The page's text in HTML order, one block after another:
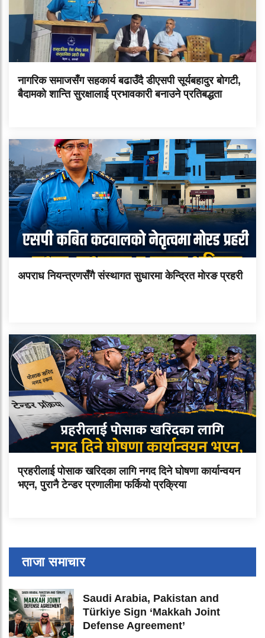
नागरिक समाजसँग सहकार्य बढाउँदै डीएसपी सूर्यबहादुर बोगटी,
बैदामको शान्ति सुरक्षालाई प्रभावकारी बनाउने प्रतिबद्धता
अपराध नियन्त्रणसँगै संस्थागत सुधारमा केन्द्रित मोरङ प्रहरी
प्रहरीलाई पोसाक खरिदका लागि नगद दिने घोषणा कार्यान्वयन
भएन, पुरानै टेन्डर प्रणालीमा फर्कियो प्रक्रिया
ताजा समाचार
Saudi Arabia, Pakistan and
Türkiye Sign ‘Makkah Joint
Defense Agreement’